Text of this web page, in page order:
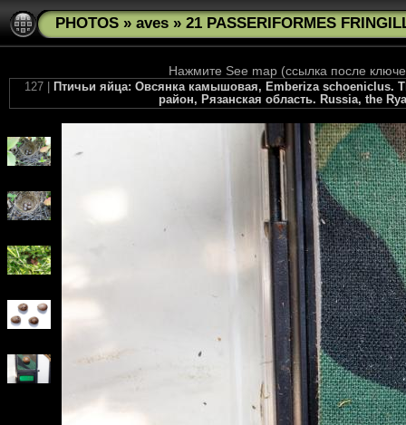
PHOTOS » aves » 21 PASSERIFORMES
Нажмите See map (ссылка после
127 |
Птичьи яйца: Овсянка камышовая, Emberiza schoeniclus.
район, Рязанская область. Russia, the